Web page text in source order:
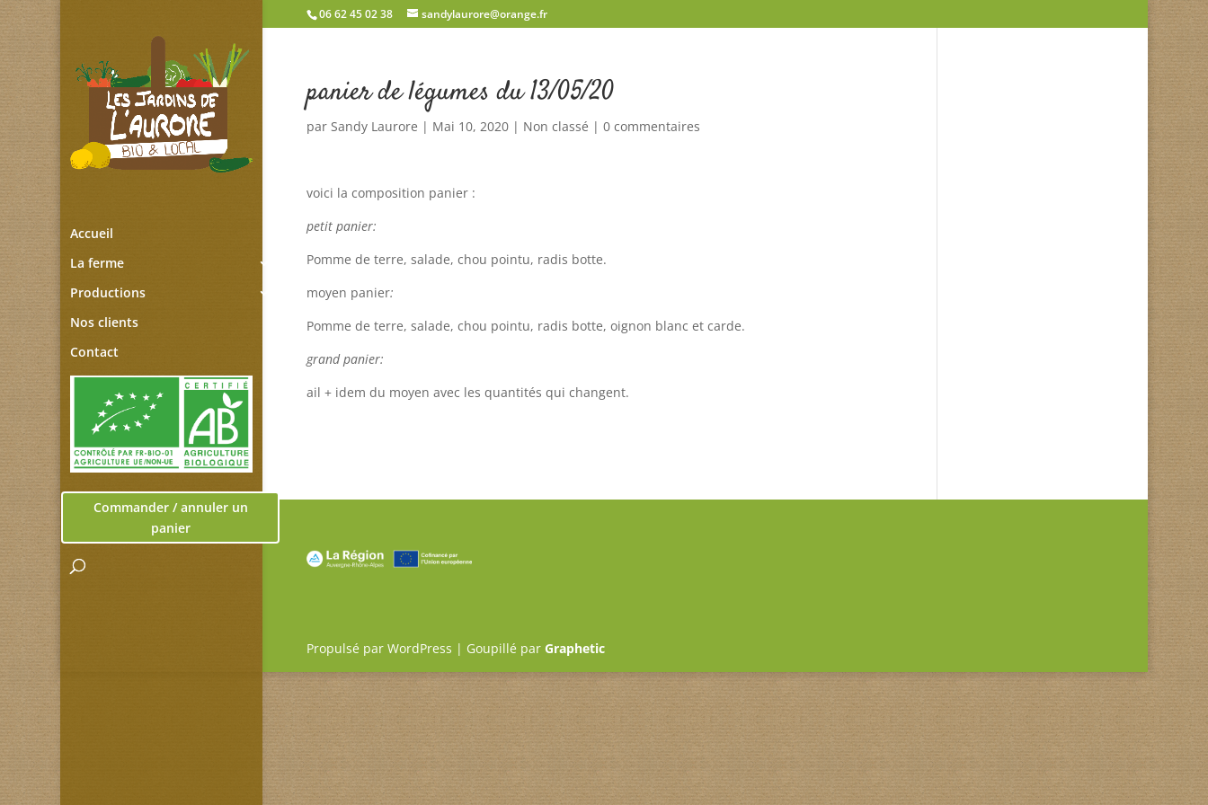
06 62 45 02 38 sandylaurore@orange.fr
Accueil
La ferme
Productions
Nos clients
Contact
Commander / annuler un
panier
panier de légumes du 13/05/20
parSandy Laurore | Mai 10, 2020 | Non classé |0 commentaires
voici la composition panier :
petit panier:
Pomme de terre, salade, chou pointu, radis botte.
moyen panier:
Pomme de terre, salade, chou pointu, radis botte, oignon blanc et carde.
grand panier:
ail + idem du moyen avec les quantités qui changent.
Propulsé par WordPress | Goupillé parGraphetic